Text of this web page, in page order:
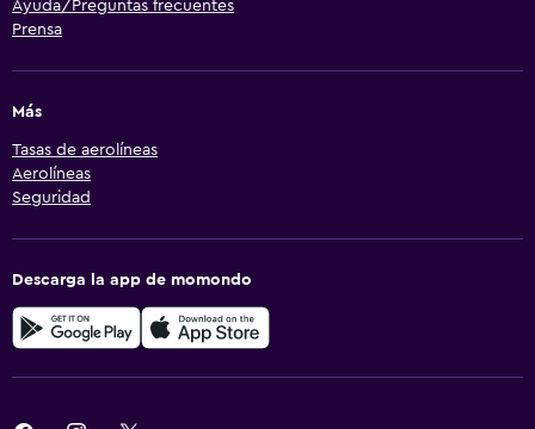
Ayuda/Preguntas frecuentes
Prensa
Más
Tasas de aerolíneas
Aerolíneas
Seguridad
Descarga la app de momondo